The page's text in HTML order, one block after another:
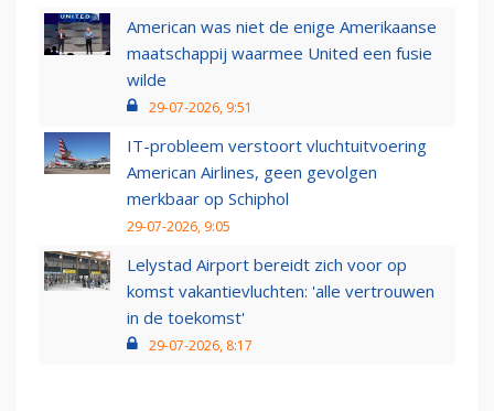
American was niet de enige Amerikaanse
maatschappij waarmee United een fusie
wilde
29-07-2026, 9:51
IT-probleem verstoort vluchtuitvoering
American Airlines, geen gevolgen
merkbaar op Schiphol
29-07-2026, 9:05
Lelystad Airport bereidt zich voor op
komst vakantievluchten: 'alle vertrouwen
in de toekomst'
29-07-2026, 8:17